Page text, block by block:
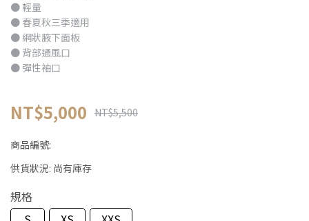
● 輕量
● 春夏秋三季適用
● 網狀腋下面板
● 背部通風口
● 彈性袖口
NT$5,000 NT$5,500
商品編號:
供貨狀況: 尚有庫存
規格